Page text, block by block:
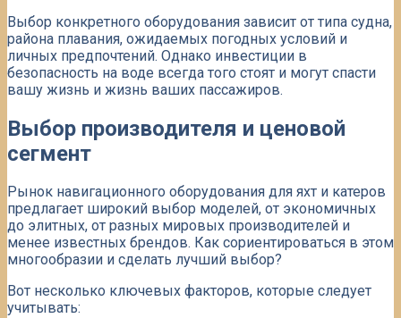
Выбор конкретного оборудования зависит от типа судна,
района плавания, ожидаемых погодных условий и
личных предпочтений. Однако инвестиции в
безопасность на воде всегда того стоят и могут спасти
вашу жизнь и жизнь ваших пассажиров.
Выбор производителя и ценовой
сегмент
Рынок навигационного оборудования для яхт и катеров
предлагает широкий выбор моделей, от экономичных
до элитных, от разных мировых производителей и
менее известных брендов. Как сориентироваться в этом
многообразии и сделать лучший выбор?​
Вот несколько ключевых факторов, которые следует
учитывать: